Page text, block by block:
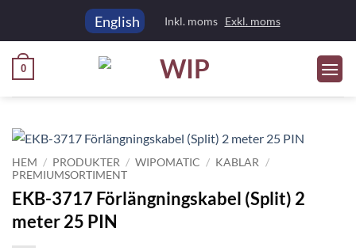
English Inkl. moms Exkl. moms
0
HEM / PRODUKTER / WIPOMATIC / KABLAR
/
PREMIUMSORTIMENT
EKB-3717 Förlängningskabel (Split) 2
meter 25 PIN